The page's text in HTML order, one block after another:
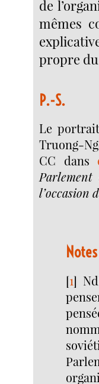
de
mêmes
propre
P.-S.
Le
Truong-
CC dans
l’occasion
Notes
[1]